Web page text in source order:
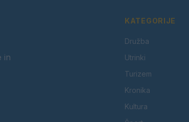
in
KATEGORIJE
Družba
Utrinki
Turizem
Kronika
Kultura